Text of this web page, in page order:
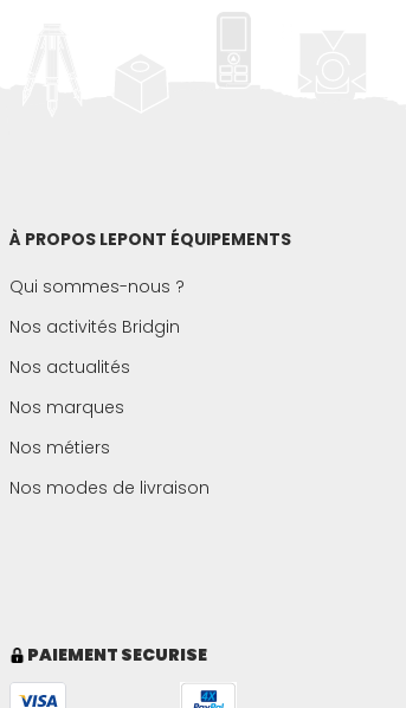
À PROPOS LEPONT ÉQUIPEMENTS
Qui sommes-nous ?
Nos activités Bridgin
Nos actualités
Nos marques
Nos métiers
Nos modes de livraison
PAIEMENT SECURISE